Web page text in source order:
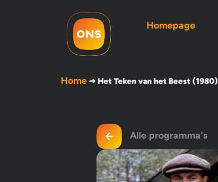
Homepage
Home➜Het Teken van het Beest (1980)
Alle programma's